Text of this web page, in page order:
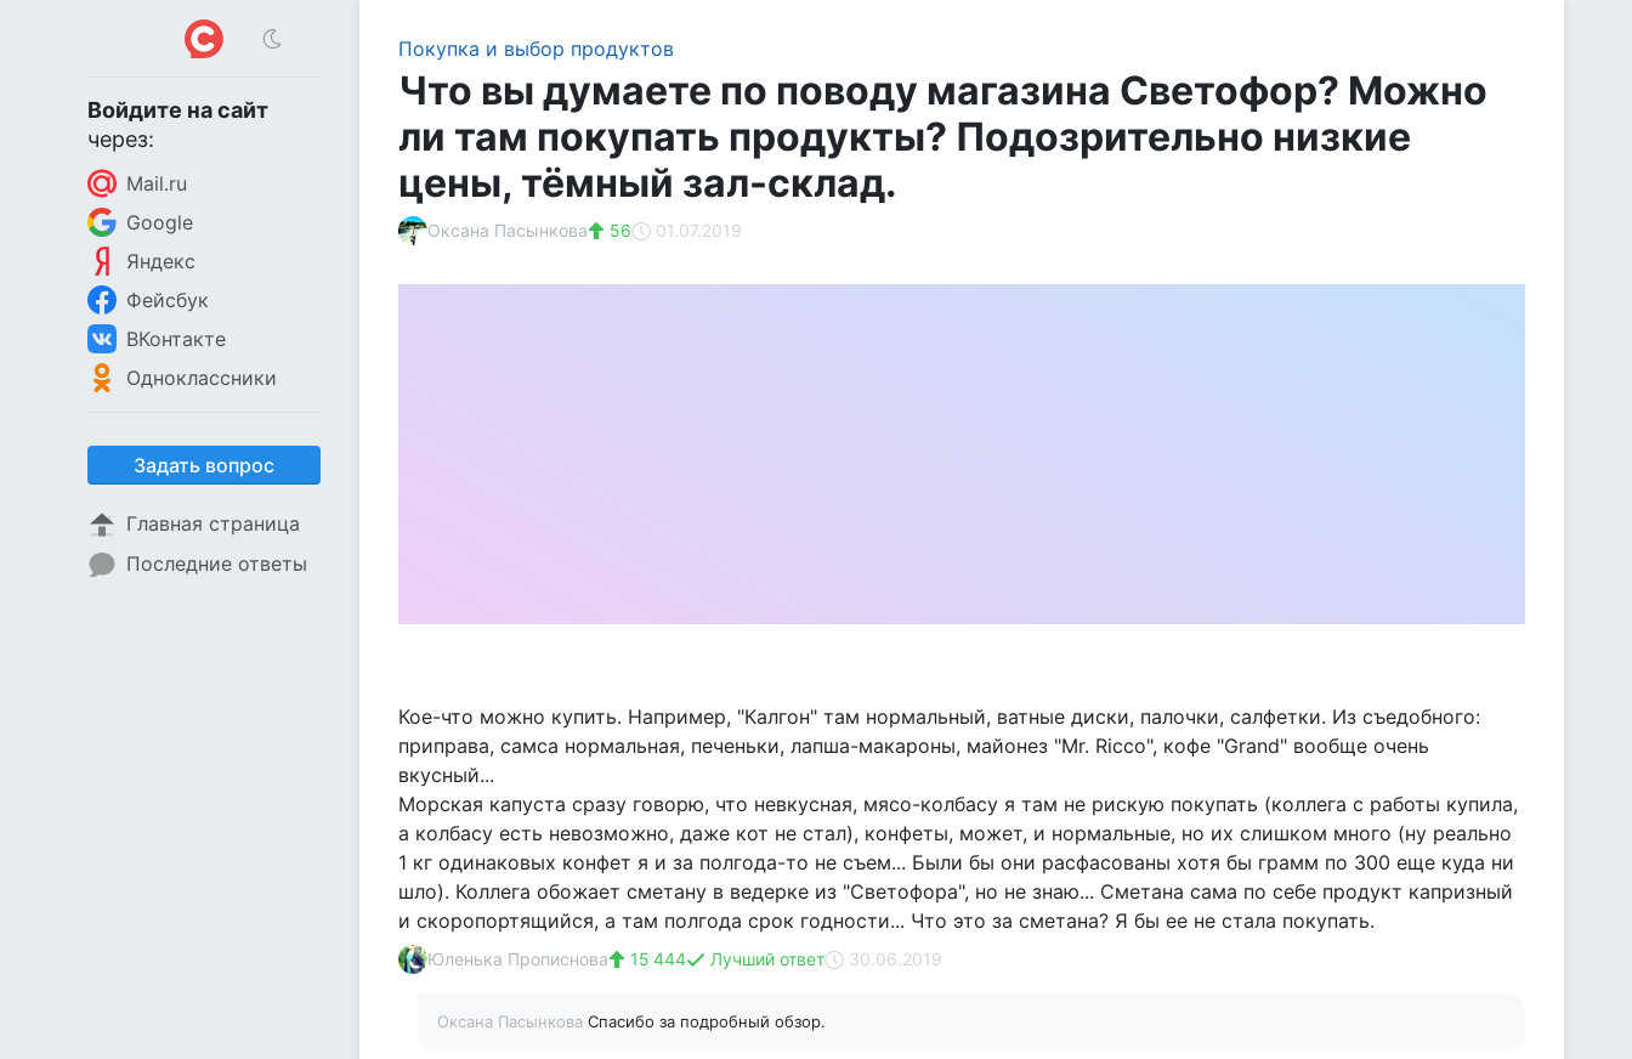
Войдите на сайт
через:
Mail.ru
Google
Яндекс
Фейсбук
ВКонтакте
Одноклассники
Задать вопрос
Главная страница
Последние ответы
Покупка и выбор продуктов
Что вы думаете по поводу магазина Светофор? Можно
ли там покупать продукты? Подозрительно низкие
цены, тёмный зал-склад.
Оксана Пасынкова 56 01.07.2019
Кое-что можно купить. Например, "Калгон" там нормальный, ватные диски, палочки, салфетки. Из съедобного:
приправа, самса нормальная, печеньки, лапша-макароны, майонез "Mr. Ricco", кофе "Grand" вообще очень
вкусный...
Морская капуста сразу говорю, что невкусная, мясо-колбасу я там не рискую покупать (коллега с работы купила,
а колбасу есть невозможно, даже кот не стал), конфеты, может, и нормальные, но их слишком много (ну реально
1 кг одинаковых конфет я и за полгода-то не съем... Были бы они расфасованы хотя бы грамм по 300 еще куда ни
шло). Коллега обожает сметану в ведерке из "Светофора", но не знаю... Сметана сама по себе продукт капризный
и скоропортящийся, а там полгода срок годности... Что это за сметана? Я бы ее не стала покупать.
Юленька Прописнова 15 444 Лучший ответ 30.06.2019
Оксана Пасынкова Спасибо за подробный обзор.